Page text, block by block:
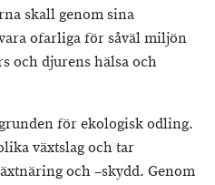
skall genom sina
ofarliga för såväl miljön
och djurens hälsa och
för ekologisk odling.
växtslag och tar
och –skydd. Genom